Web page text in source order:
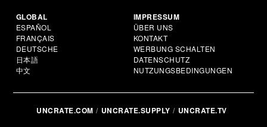
GLOBAL
ESPAÑOL
FRANÇAIS
DEUTSCHE
日本語
中文
IMPRESSUM
ÜBER UNS
KONTAKT
WERBUNG SCHALTEN
DATENSCHUTZ
NUTZUNGSBEDINGUNGEN
UNCRATE.COM UNCRATE.SUPPLY UNCRATE.TV